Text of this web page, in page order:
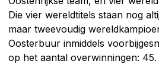
Die vier wereldtitels staan nog
maar tweevoudig
Oosterbuur inmiddels
op het aantal overwinningen: 45.